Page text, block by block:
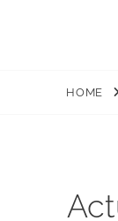
RÉMY
HOME